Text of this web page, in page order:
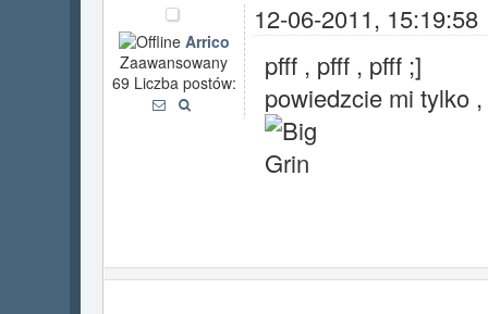
Arrico
Zaawansowany
69 Liczba postów:
12-06-2011, 15:19:58
pfff , pfff , pfff ;]
powiedzcie mi tylko